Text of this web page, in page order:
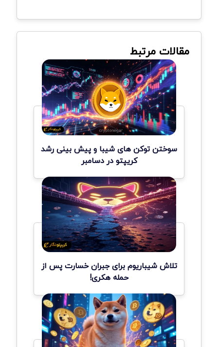
مقالات مرتبط
سوختن توکن های شیبا و پیش بینی رشد
کریپتو در دسامبر
تلاش شیباریوم برای جبران خسارت پس از
حمله هکری!